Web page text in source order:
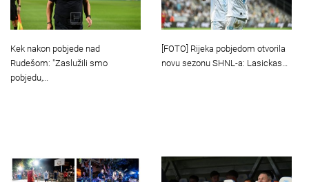
Kek nakon pobjede nad
Rudešom: "Zaslužili smo
pobjedu,…
[FOTO] Rijeka pobjedom otvorila
novu sezonu SHNL-a: Lasickas…